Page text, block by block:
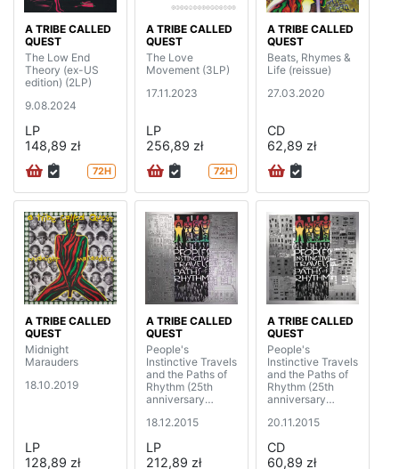
A TRIBE CALLED
QUEST
The Low End
Theory (ex-US
edition) (2LP)
9.08.2024
LP
148,89 zł
72H
A TRIBE CALLED
QUEST
The Love
Movement (3LP)
17.11.2023
LP
256,89 zł
72H
A TRIBE CALLED
QUEST
Beats, Rhymes &
Life (reissue)
27.03.2020
CD
62,89 zł
A TRIBE CALLED
QUEST
Midnight
Marauders
18.10.2019
LP
128,89 zł
A TRIBE CALLED
QUEST
People's
Instinctive Travels
and the Paths of
Rhythm (25th
anniversary
18.12.2015
LP
212,89 zł
A TRIBE CALLED
QUEST
People's
Instinctive Travels
and the Paths of
Rhythm (25th
anniversary
20.11.2015
CD
60,89 zł